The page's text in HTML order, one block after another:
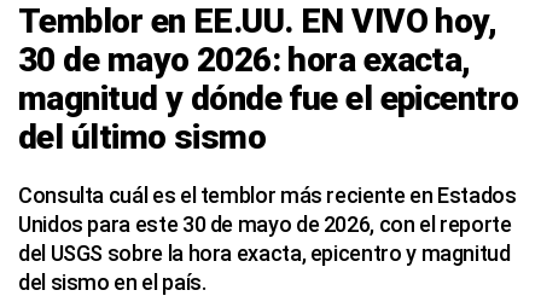
Temblor en EE.UU. EN VIVO hoy,
30 de mayo 2026: hora exacta,
magnitud y dónde fue el epicentro
del último sismo
Consulta cuál es el temblor más reciente en Estados
Unidos para este 30 de mayo de 2026, con el reporte
del USGS sobre la hora exacta, epicentro y magnitud
del sismo en el país.